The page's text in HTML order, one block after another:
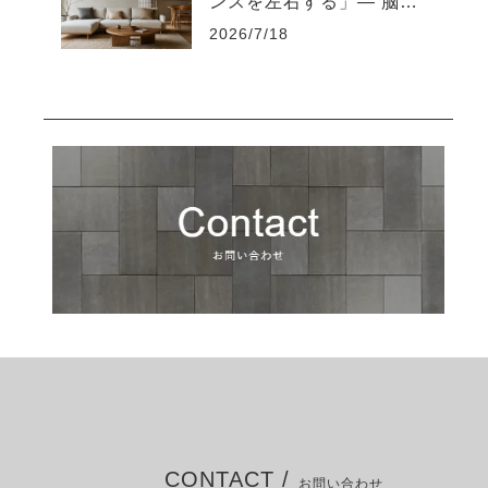
疲れさせない“知的な住環
2026/7/18
CONTACT / お問い合わせ